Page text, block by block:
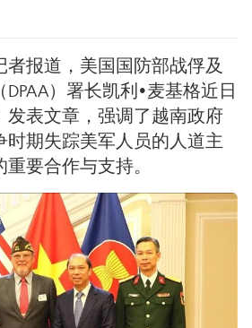
者报道，美国国防部战俘及
）署长凯利•麦基格近日
发表文章，强调了越南政府
时期失踪美军人员的人道主
要合作与支持。